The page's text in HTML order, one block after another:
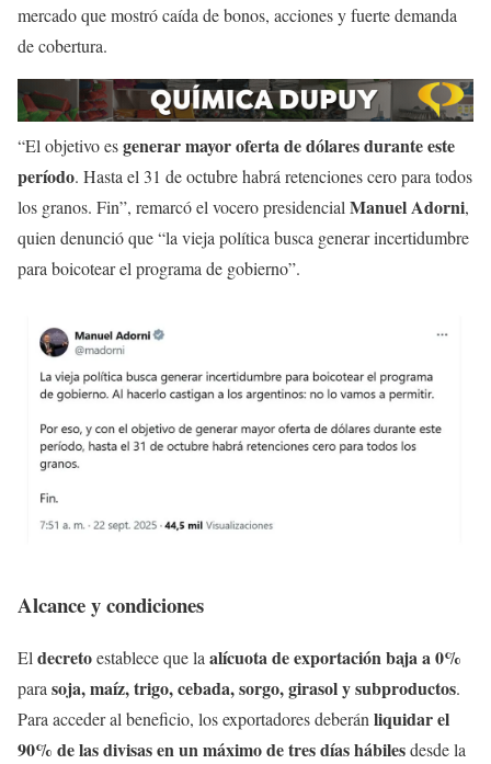
mercado que mostró caída de bonos, acciones y fuerte demanda
de cobertura.
“El objetivo esgenerar mayor oferta de dólares durante este
período. Hasta el 31 de octubre habrá retenciones cero para todos
los granos. Fin”, remarcó el vocero presidencial Manuel Adorni,
quien denunció que “la vieja política busca generar incertidumbre
para boicotear el programa de gobierno”.
Alcance y condiciones
Eldecretoestablece que laalícuota de exportación baja a 0%
parasoja, maíz, trigo, cebada, sorgo, girasol y subproductos.
Para acceder al beneficio, los exportadores deberánliquidar el
90% de las divisas en un máximo de tres días hábilesdesde la